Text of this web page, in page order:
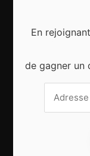
8 choses
En
de gagner un